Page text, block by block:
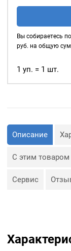
Лента
по
15мм,
Вы собираетесь
руб. на общую
1 уп. = 1 шт.
Описание
С этим
Сервис